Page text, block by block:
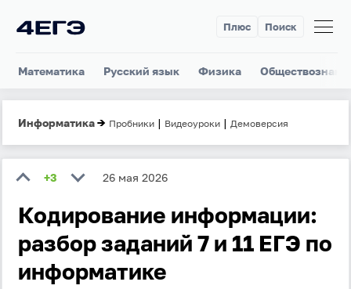
Плюс Поиск
Математика Русский язык Физика
Информатика→ Пробники | Видеоуроки | Демоверсия
+3 26 мая 2026
Кодирование информации:
разбор заданий 7 и 11 ЕГЭ по
информатике